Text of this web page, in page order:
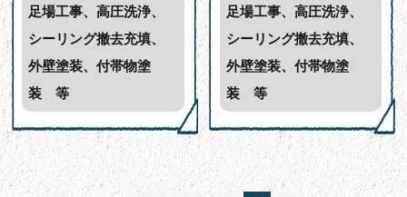
足場工事、高圧洗浄、
シーリング撤去充填、
外壁塗装、付帯物塗
装 等
足場工事、高圧洗浄、
シーリング撤去充填、
外壁塗装、付帯物塗
装 等